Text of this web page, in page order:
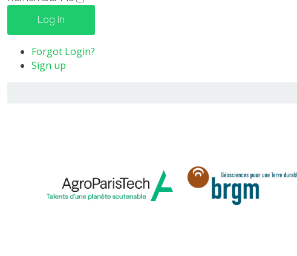
Log in
Forgot Login?
Sign up